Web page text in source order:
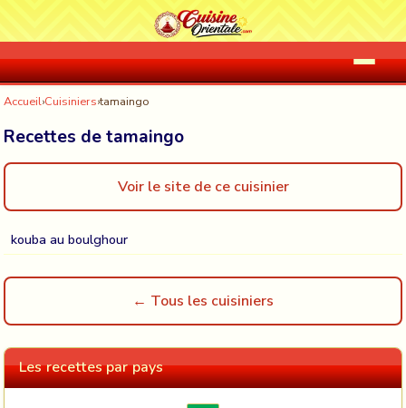
Accueil›Cuisiniers›tamaingo
Recettes de tamaingo
Voir le site de ce cuisinier
kouba au boulghour
← Tous les cuisiniers
Les recettes par pays